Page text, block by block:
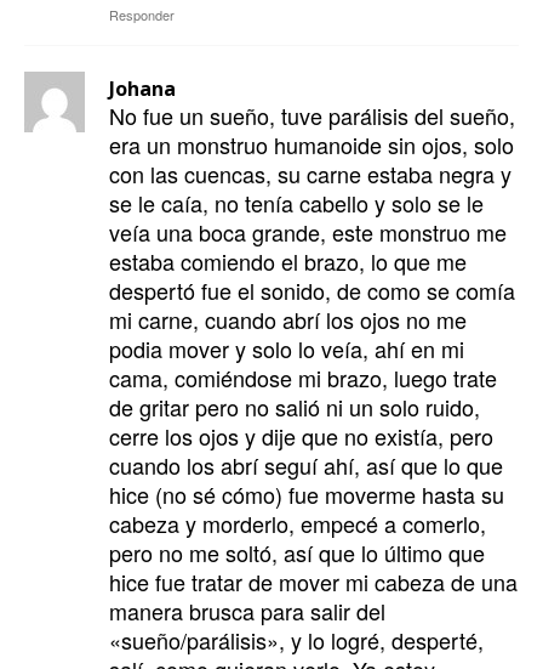
Responder
Johana
No fue un sueño, tuve parálisis del sueño,
era un monstruo humanoide sin ojos, solo
con las cuencas, su carne estaba negra y
se le caía, no tenía cabello y solo se le
veía una boca grande, este monstruo me
estaba comiendo el brazo, lo que me
despertó fue el sonido, de como se comía
mi carne, cuando abrí los ojos no me
podia mover y solo lo veía, ahí en mi
cama, comiéndose mi brazo, luego trate
de gritar pero no salió ni un solo ruido,
cerre los ojos y dije que no existía, pero
cuando los abrí seguí ahí, así que lo que
hice (no sé cómo) fue moverme hasta su
cabeza y morderlo, empecé a comerlo,
pero no me soltó, así que lo último que
hice fue tratar de mover mi cabeza de una
manera brusca para salir del
«sueño/parálisis», y lo logré, desperté,